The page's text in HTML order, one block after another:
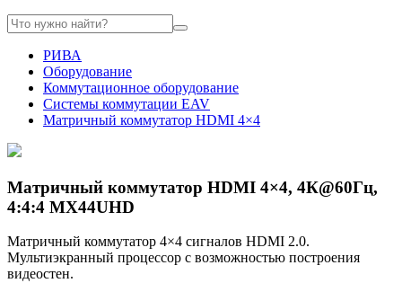
РИВА
Оборудование
Коммутационное оборудование
Системы коммутации EAV
Матричный коммутатор HDMI 4×4
Матричный коммутатор HDMI 4×4, 4К@60Гц,
4:4:4 MX44UHD
Матричный коммутатор 4×4 сигналов HDMI 2.0.
Мультиэкранный процессор с возможностью построения
видеостен.